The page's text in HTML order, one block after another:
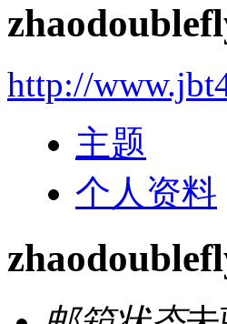
http://
主题
个人资料